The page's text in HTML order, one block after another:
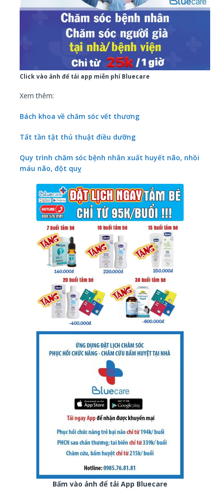
Click vào ảnh để tải app miễn phí Bluecare
Xem thêm:
Bách khoa về chăm sóc vết thương
Tất tần tật thủ thuật điều dưỡng
Quy trình chăm sóc bệnh nhân xuất huyết não, nhồi
máu não, đột quỵ
Bấm vào ảnh để tải App Bluecare